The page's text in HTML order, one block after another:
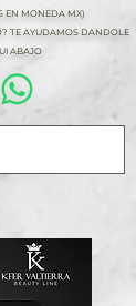
EN MONEDA MX)
TE AYUDAMOS DANDOLE
ABAJO